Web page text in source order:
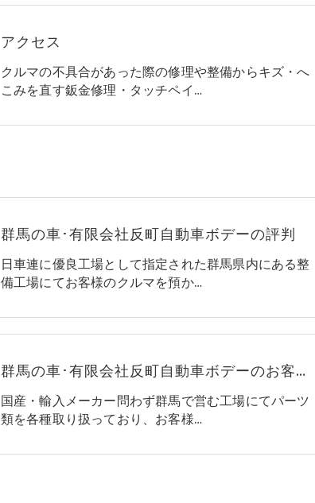
アクセス
クルマの不具合があった際の修理や整備からキズ・へ
こみを直す鈑金修理・タッチペイ…
群馬の車･有限会社反町自動車ボデーの評判
日車連に優良工場として指定された群馬県内にある整
備工場にてお客様のクルマを預か…
群馬の車･有限会社反町自動車ボデーのお客様の声
国産・輸入メーカー問わず群馬で営む工場にてパーツ
類を各種取り扱っており、お客様…